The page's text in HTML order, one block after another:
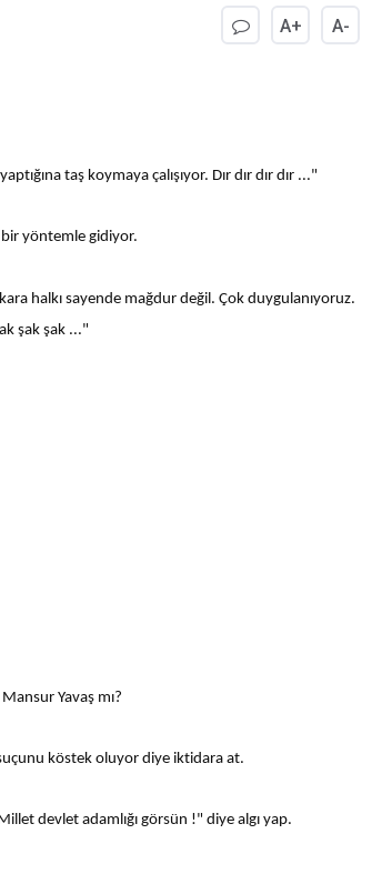
A+ A-
taş koymaya çalışıyor. Dır dır dır dır ..."
bir yöntemle gidiyor.
halkı sayende mağdur değil. Çok duygulanıyoruz.
şak şak ..."
Yavaş mı?
suçunu köstek oluyor diye iktidara at.
devlet adamlığı görsün !" diye algı yap.